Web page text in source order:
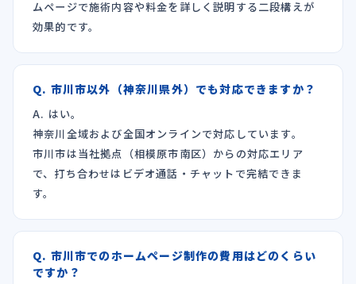
ムページで施術内容や料金を詳しく説明する二段構えが
効果的です。
Q. 市川市以外（神奈川県外）でも対応できますか？
A. はい。
神奈川全域および全国オンラインで対応しています。
市川市は当社拠点（相模原市南区）からの対応エリア
で、打ち合わせはビデオ通話・チャットで完結できま
す。
Q. 市川市でのホームページ制作の費用はどのくらい
ですか？